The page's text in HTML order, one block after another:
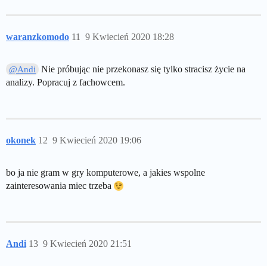
waranzkomodo 9 Kwiecień 2020 18:28
11
@Andi
Nie próbując nie przekonasz się tylko stracisz życie na
analizy. Popracuj z fachowcem.
okonek 9 Kwiecień 2020 19:06
12
bo ja nie gram w gry komputerowe, a jakies wspolne
zainteresowania miec trzeba
Andi 9 Kwiecień 2020 21:51
13